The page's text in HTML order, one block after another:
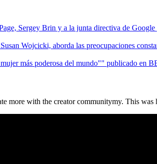
Sergey Brin y a la junta directiva de
Wojcicki, aborda las preocupaciones
más poderosa del mundo"" publicado en
more with the creator communitymy. This